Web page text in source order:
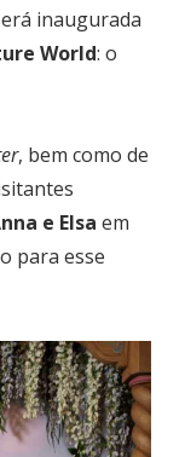
inaugurada
World: o
, bem como de
e Elsa em
para esse